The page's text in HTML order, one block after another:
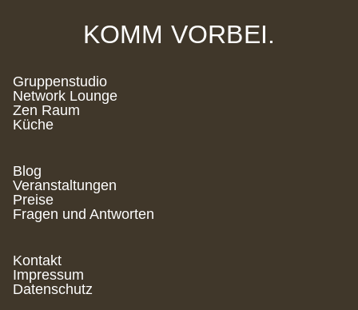
KOMM VORBEI.
Gruppenstudio
Network Lounge
Zen Raum
Küche
Blog
Veranstaltungen
Preise
Fragen und Antworten
Kontakt
Impressum
Datenschutz